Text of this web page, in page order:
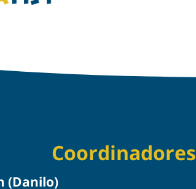
Coordinadores
(Danilo)